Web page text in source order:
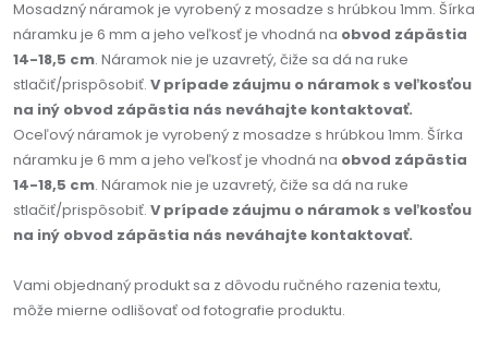
Mosadzný náramok je vyrobený z mosadze s hrúbkou 1mm. Šírka
náramku je 6 mm a jeho veľkosť je vhodná na obvod zápästia
14-18,5 cm. Náramok nie je uzavretý, čiže sa dá na ruke
stlačiť/prispôsobiť. V prípade záujmu o náramok s veľkosťou
na iný obvod zápästia nás neváhajte kontaktovať.
Oceľový náramok je vyrobený z mosadze s hrúbkou 1mm. Šírka
náramku je 6 mm a jeho veľkosť je vhodná na obvod zápästia
14-18,5 cm. Náramok nie je uzavretý, čiže sa dá na ruke
stlačiť/prispôsobiť. V prípade záujmu o náramok s veľkosťou
na iný obvod zápästia nás neváhajte kontaktovať.
Vami objednaný produkt sa z dôvodu ručného razenia textu,
môže mierne odlišovať od fotografie produktu.